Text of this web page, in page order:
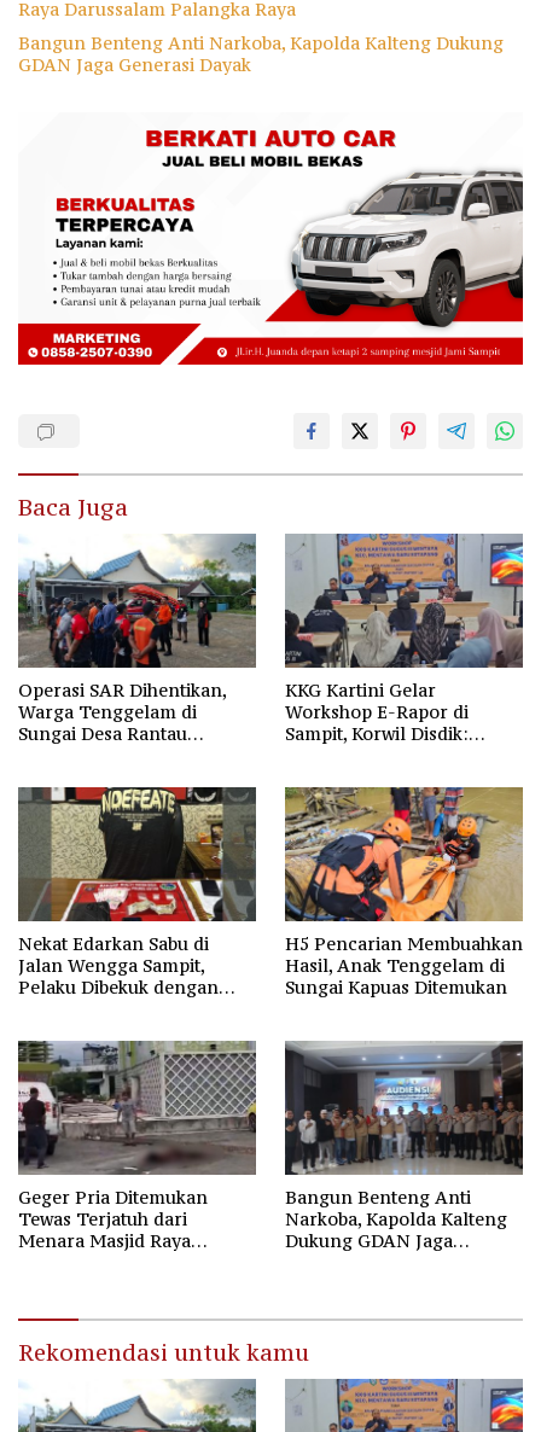
Raya Darussalam Palangka Raya
Bangun Benteng Anti Narkoba, Kapolda Kalteng Dukung
GDAN Jaga Generasi Dayak
Baca Juga
Operasi SAR Dihentikan,
Warga Tenggelam di
Sungai Desa Rantau
KKG Kartini Gelar
Workshop E-Rapor di
Sampit, Korwil Disdik:
Nekat Edarkan Sabu di
Jalan Wengga Sampit,
Pelaku Dibekuk dengan
H5 Pencarian Membuahkan
Hasil, Anak Tenggelam di
Sungai Kapuas Ditemukan
Geger Pria Ditemukan
Tewas Terjatuh dari
Menara Masjid Raya
Bangun Benteng Anti
Narkoba, Kapolda Kalteng
Dukung GDAN Jaga
Rekomendasi untuk kamu